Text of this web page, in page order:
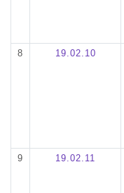
8
19.02.10
9
19.02.11